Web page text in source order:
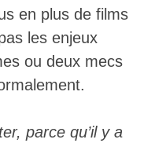
en plus de films
les enjeux
ou deux mecs
parce qu’il y a